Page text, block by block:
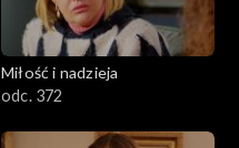
Miłość i nadzieja
odc. 372